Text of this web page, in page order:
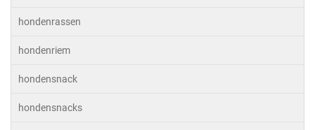
hondenrassen
hondenriem
hondensnack
hondensnacks